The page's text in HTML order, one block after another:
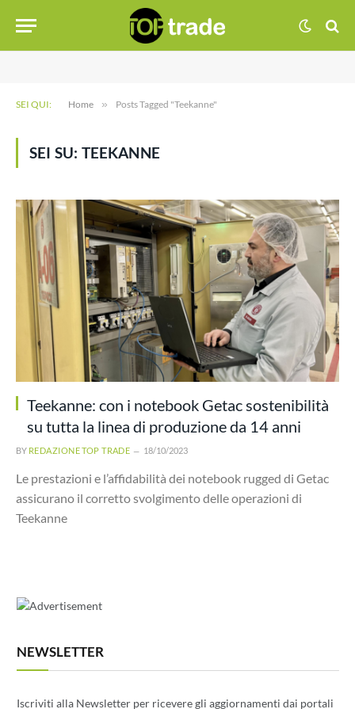
SEI QUI: Home » Posts Tagged "Teekanne"
SEI SU: TEEKANNE
Teekanne: con i notebook Getac sostenibilità
su tutta la linea di produzione da 14 anni
BY REDAZIONE TOP TRADE 18/10/2023
Le prestazioni e l’affidabilità dei notebook rugged di Getac
assicurano il corretto svolgimento delle operazioni di
Teekanne
NEWSLETTER
Iscriviti alla Newsletter per ricevere gli aggiornamenti dai portali